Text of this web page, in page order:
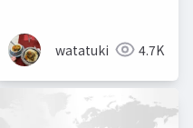
watatuki 4.7K